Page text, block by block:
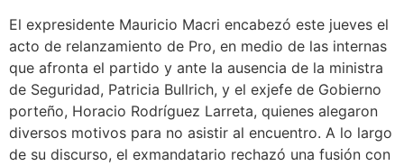
El expresidente Mauricio Macri encabezó este jueves el
acto de relanzamiento de Pro, en medio de las internas
que afronta el partido y ante la ausencia de la ministra
de Seguridad, Patricia Bullrich, y el exjefe de Gobierno
porteño, Horacio Rodríguez Larreta, quienes alegaron
diversos motivos para no asistir al encuentro. A lo largo
de su discurso, el exmandatario rechazó una fusión con